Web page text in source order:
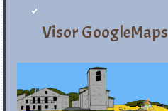
Visor GoogleMaps